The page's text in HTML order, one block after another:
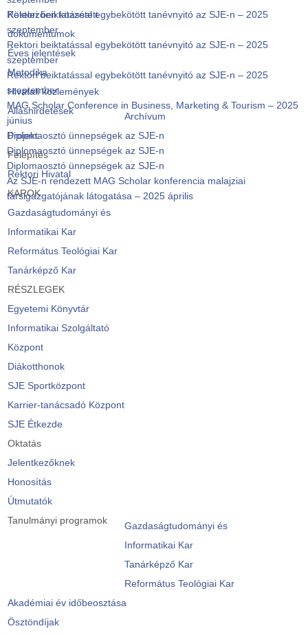
Kötelezően közzétett
dokumentumok
Éves jelentések
Metodika
Hivatali közlemények
Álláshirdetések
Archívum
Projekt
Felépítés
Rektori Hivatal
KAROK
Gazdaságtudományi és
Informatikai Kar
Református Teológiai Kar
Tanárképző Kar
RÉSZLEGEK
Egyetemi Könyvtár
Informatikai Szolgáltató
Központ
Diákotthonok
SJE Sportközpont
Karrier-tanácsadó Központ
SJE Étkezde
Oktatás
Jelentkezőknek
Honosítás
Útmutatók
Tanulmányi programok
Gazdaságtudományi és
Informatikai Kar
Tanárképző Kar
Református Teológiai Kar
Akadémiai év időbeosztása
Ösztöndíjak
Rektori beiktatással egybekötött tanévnyitó az SJE-n – 2025
szeptember
Rektori beiktatással egybekötött tanévnyitó az SJE-n – 2025
szeptember
Rektori beiktatással egybekötött tanévnyitó az SJE-n – 2025
szeptember
MAG Scholar Conference in Business, Marketing & Tourism – 2025
június
Diplomaosztó ünnepségek az SJE-n
Diplomaosztó ünnepségek az SJE-n
Diplomaosztó ünnepségek az SJE-n
Az SJE-n rendezett MAG Scholar konferencia malajziai
társigazgatójának látogatása – 2025 április